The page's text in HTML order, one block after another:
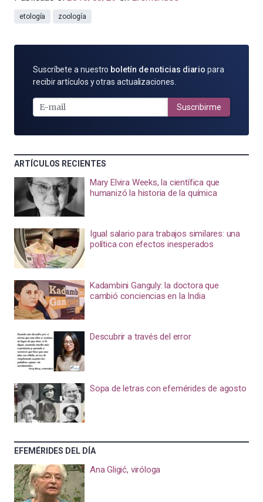
etología zoología
SUSCRÍBETE
POR
MAIL
Suscríbete a nuestro boletín de noticias diario para
recibir artículos y otras actualizaciones.
Suscribirme
ARTÍCULOS RECIENTES
Mary Elvira Weeks, la científica que
humanizó la historia de la química
Igual salario para trabajos similares: una
política con efectos inesperados
Kadambini Ganguly: la doctora que
cambió conciencias en la India
Descubrir a través del error
Sopa de letras con efemérides de agosto
EFEMÉRIDES DEL DÍA
Ana Gligić, viróloga